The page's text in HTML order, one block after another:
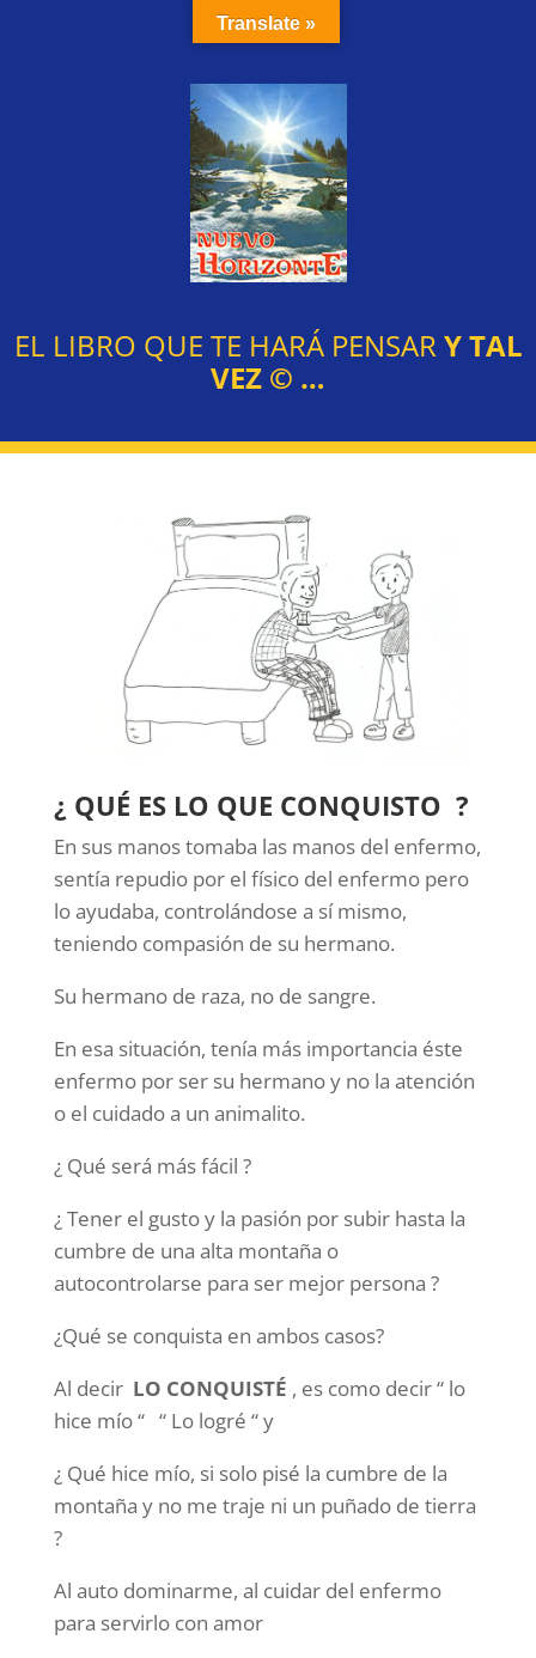
EL LIBRO QUE TE HARÁ PENSARY TAL
VEZ © …
¿ QUÉ ES LO QUE CONQUISTO ?
En sus manos tomaba las manos del enfermo,
sentía repudio por el físico del enfermo pero
lo ayudaba, controlándose a sí mismo,
teniendo compasión de su hermano.
Su hermano de raza, no de sangre.
En esa situación, tenía más importancia éste
enfermo por ser su hermano y no la atención
o el cuidado a un animalito.
¿ Qué será más fácil ?
¿ Tener el gusto y la pasión por subir hasta la
cumbre de una alta montaña o
autocontrolarse para ser mejor persona ?
¿Qué se conquista en ambos casos?
Al decir LO CONQUISTÉ , es como decir “ lo
hice mío “ “ Lo logré “ y
¿ Qué hice mío, si solo pisé la cumbre de la
montaña y no me traje ni un puñado de tierra
?
Al auto dominarme, al cuidar del enfermo
para servirlo con amor
Translate »